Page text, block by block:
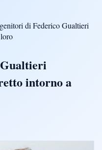
di Federico Gualtieri
intorno a